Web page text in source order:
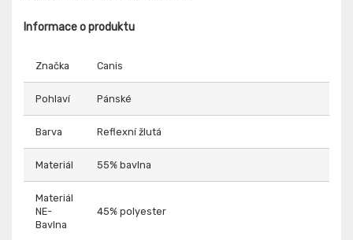
Informace o produktu
Značka Canis
Pohlaví Pánské
Barva Reflexní žlutá
Materiál 55% bavlna
Materiál
NE-
Bavlna
45% polyester